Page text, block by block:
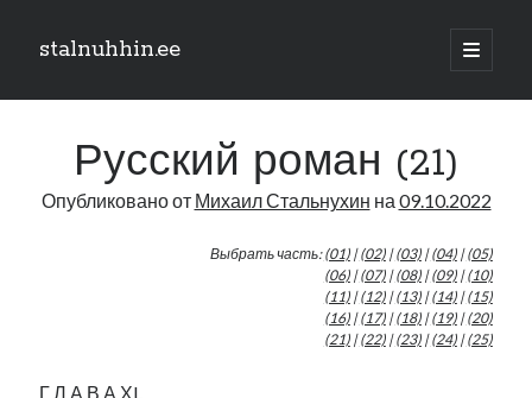
stalnuhhin.ee
отрыть
Боковая
панель
Русский роман (21)
Опубликовано от Михаил Стальнухин на 09.10.2022
Выбрать часть:(01)|(02)|(03)|(04)|(05)
(06)|(07)|(08)|(09)|(10)
(11)|(12)|(13)|(14)|(15)
(16)|(17)|(18)|(19)|(20)
(21)|(22)|(23)|(24)|(25)
Г Л А В А ХL